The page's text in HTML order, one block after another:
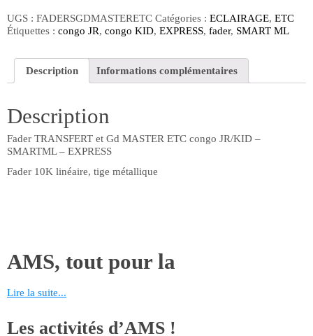
UGS : FADERSGDMASTERETC Catégories : ECLAIRAGE, ETC
Étiquettes : congo JR, congo KID, EXPRESS, fader, SMART ML
Description Informations complémentaires
Description
Fader TRANSFERT et Gd MASTER ETC congo JR/KID –
SMARTML – EXPRESS
Fader 10K linéaire, tige métallique
AMS, tout pour la
maintenance!
théâtre, du spectacle et de l’événementiel. Retrouvez toutes les
Lire la suite...
Les activités d’AMS !